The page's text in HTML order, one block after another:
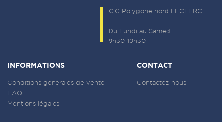
C.C Polygone nord LECLERC
Du Lundi au Samedi:
9h30-19h30
INFORMATIONS
Conditions générales de vente
FAQ
Mentions légales
CONTACT
Contactez-nous